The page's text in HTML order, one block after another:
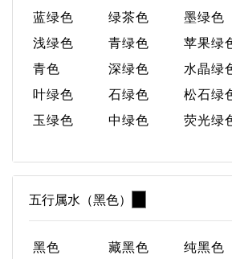
蓝绿色
绿茶色 墨绿色
浅绿色
青绿色 苹果绿
青色
深绿色 水晶绿
叶绿色
石绿色 松石绿
玉绿色
中绿色 荧光绿
五行属水（黑色）
黑色 藏黑色 纯黑色